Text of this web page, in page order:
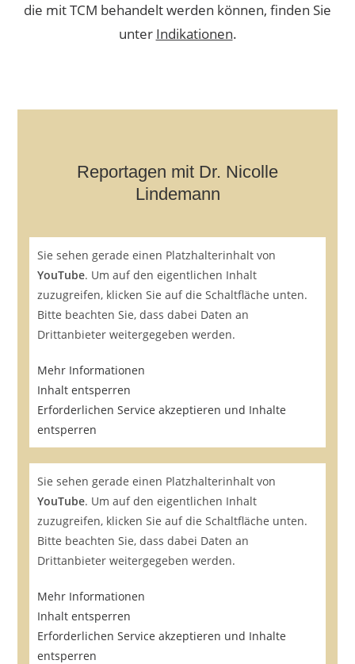
die mit TCM behandelt werden können, finden Sie
unter Indikationen.
Reportagen mit Dr. Nicolle
Lindemann
Sie sehen gerade einen Platzhalterinhalt von
YouTube. Um auf den eigentlichen Inhalt
zuzugreifen, klicken Sie auf die Schaltfläche unten.
Bitte beachten Sie, dass dabei Daten an
Drittanbieter weitergegeben werden.
Mehr Informationen
Inhalt entsperren
Erforderlichen Service akzeptieren und Inhalte
entsperren
Sie sehen gerade einen Platzhalterinhalt von
YouTube. Um auf den eigentlichen Inhalt
zuzugreifen, klicken Sie auf die Schaltfläche unten.
Bitte beachten Sie, dass dabei Daten an
Drittanbieter weitergegeben werden.
Mehr Informationen
Inhalt entsperren
Erforderlichen Service akzeptieren und Inhalte
entsperren